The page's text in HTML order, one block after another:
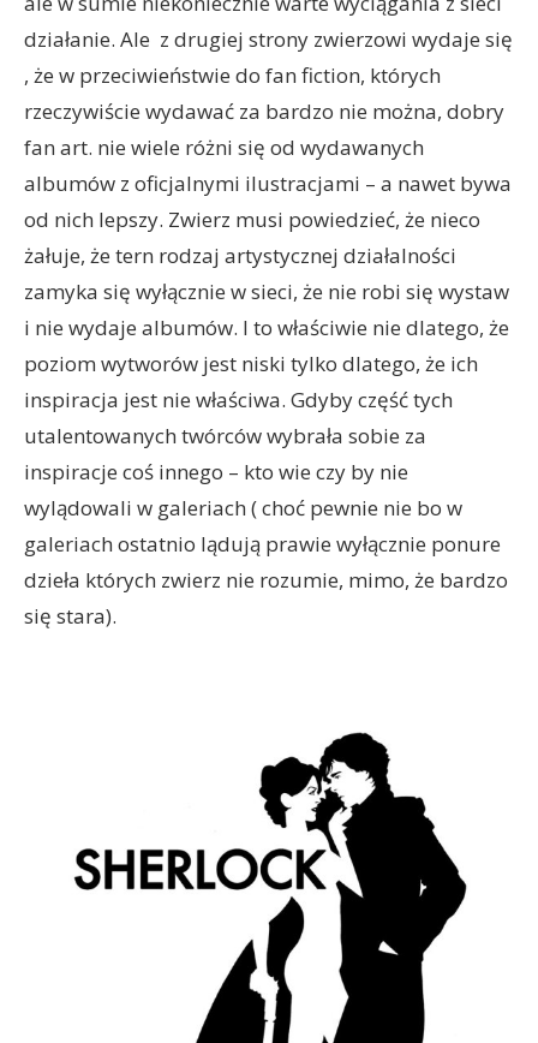
działanie. Ale z drugiej strony zwierzowi wydaje się
, że w przeciwieństwie do fan fiction, których
rzeczywiście wydawać za bardzo nie można, dobry
fan art. nie wiele różni się od wydawanych
albumów z oficjalnymi ilustracjami – a nawet bywa
od nich lepszy. Zwierz musi powiedzieć, że nieco
żałuje, że tern rodzaj artystycznej działalności
zamyka się wyłącznie w sieci, że nie robi się wystaw
i nie wydaje albumów. I to właściwie nie dlatego, że
poziom wytworów jest niski tylko dlatego, że ich
inspiracja jest nie właściwa. Gdyby część tych
utalentowanych twórców wybrała sobie za
inspiracje coś innego – kto wie czy by nie
wylądowali w galeriach ( choć pewnie nie bo w
galeriach ostatnio lądują prawie wyłącznie ponure
dzieła których zwierz nie rozumie, mimo, że bardzo
się stara).